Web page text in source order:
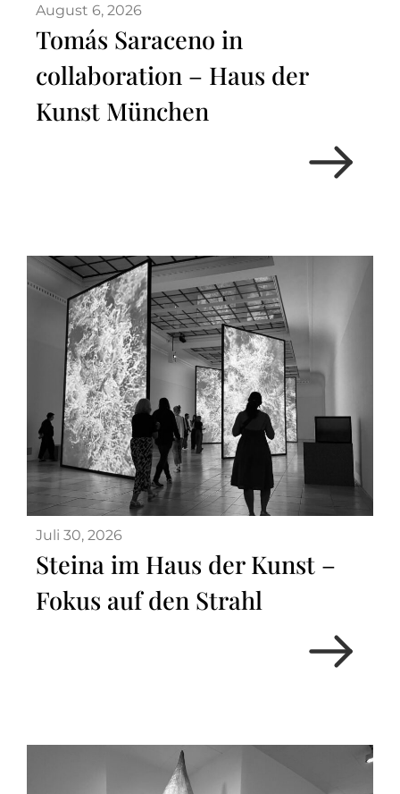
August 6, 2026
Tomás Saraceno in
collaboration – Haus der
Kunst München
Juli 30, 2026
Steina im Haus der Kunst –
Fokus auf den Strahl